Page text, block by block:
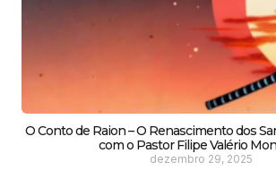
O Conto de Raion – O Renascimento dos
com o Pastor Filipe Valério
dezembro 29, 2025